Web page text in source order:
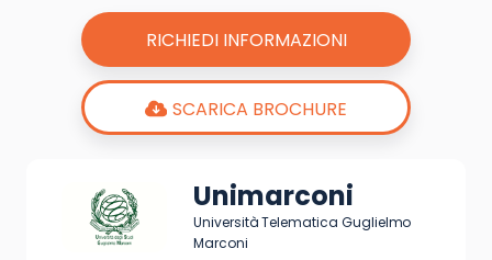
RICHIEDI INFORMAZIONI
SCARICA BROCHURE
Unimarconi
Università Telematica Guglielmo
Marconi